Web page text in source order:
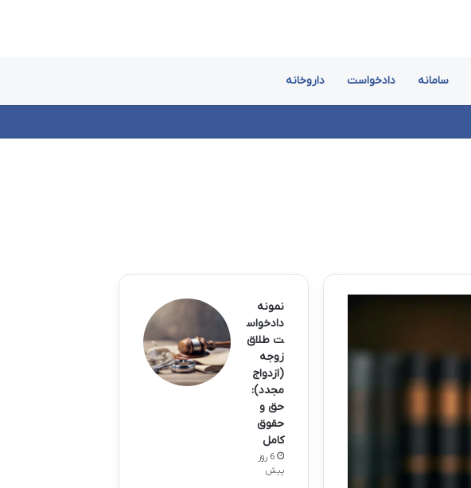
سامانه دادخواست داروخانه
نمونه
دادخواس
ت طلاق
زوجه
(ازدواج
مجدد):
حق و
حقوق
کامل
6 روز
پیش